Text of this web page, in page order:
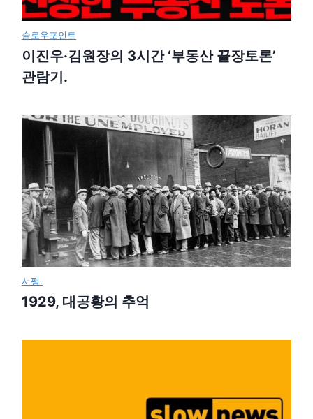
슬로우포인트
이진우·김원장의 3시간 ‘부동산 끝장토론’
관람기.
서평.
1929, 대공황의 추억